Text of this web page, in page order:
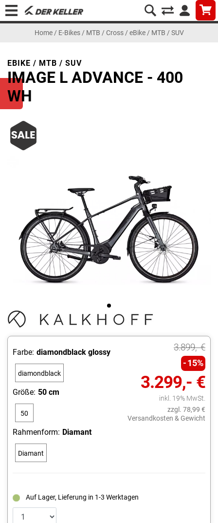
Home/ E-Bikes/ MTB / Cross/ eBike / MTB / SUV
EBIKE / MTB / SUV
IMAGE L ADVANCE - 400
WH
3.899,- €
15%
3.299,- €
inkl. 19% MwSt.
zzgl. 78,99 €
Versandkosten & Gewicht
Farbe: diamondblack glossy
diamondblack
Größe: 50 cm
50
Rahmenform: Diamant
Diamant
Auf Lager, Lieferung in 1-3 Werktagen